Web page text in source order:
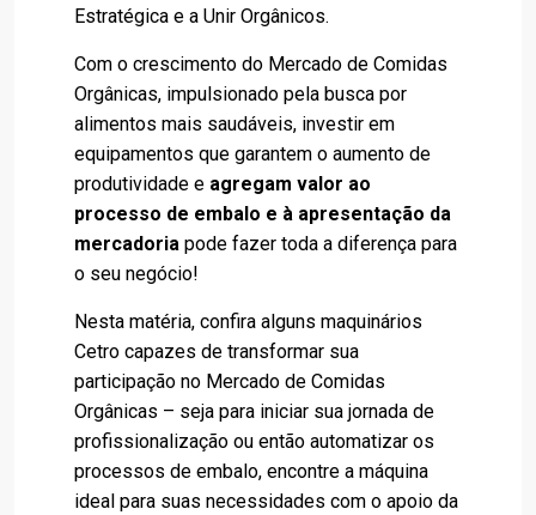
Estratégica e a Unir Orgânicos.
Com o crescimento do Mercado de Comidas
Orgânicas, impulsionado pela busca por
alimentos mais saudáveis, investir em
equipamentos que garantem o aumento de
produtividade e agregam valor ao
processo de embalo e à apresentação da
mercadoria pode fazer toda a diferença para
o seu negócio!
Nesta matéria, confira alguns maquinários
Cetro capazes de transformar sua
participação no Mercado de Comidas
Orgânicas – seja para iniciar sua jornada de
profissionalização ou então automatizar os
processos de embalo, encontre a máquina
ideal para suas necessidades com o apoio da